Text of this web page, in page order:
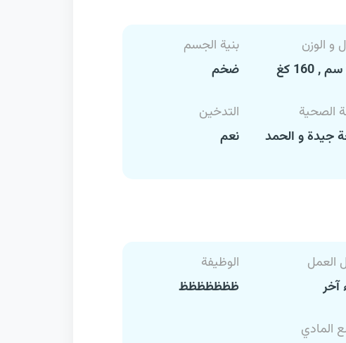
و الوزن
بنية الجسم
ضخم
الصحية
جيدة و الحمد
التدخين
نعم
العمل
الوظيفة
ظظظظظظظ
المادي